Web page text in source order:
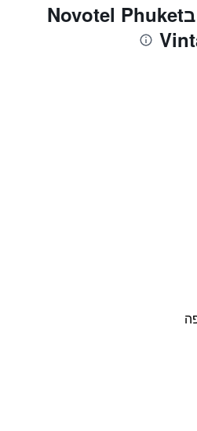
הטבות ושירותים בNovotel Phuket